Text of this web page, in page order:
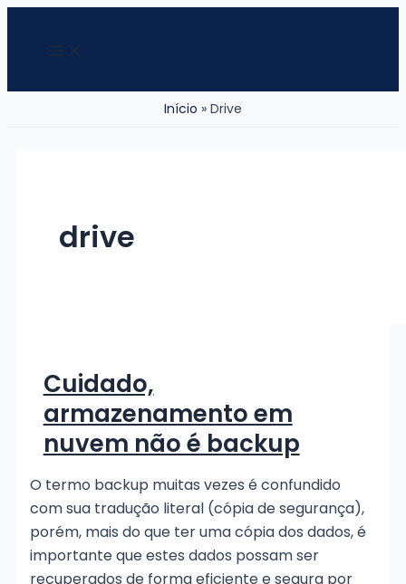
conteúdo
Início Drive
drive
Cuidado,
armazenamento em
nuvem não é backup
O termo backup muitas vezes é confundido
com sua tradução literal (cópia de segurança),
porém, mais do que ter uma cópia dos dados, é
importante que estes dados possam ser
recuperados de forma eficiente e segura por